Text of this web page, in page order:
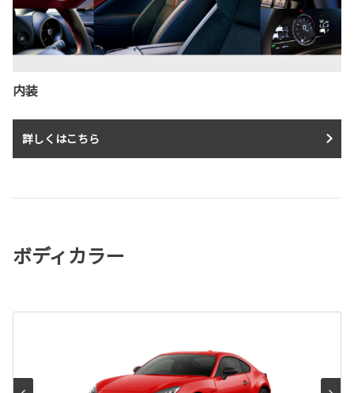
内装
詳しくはこちら
ボディカラー